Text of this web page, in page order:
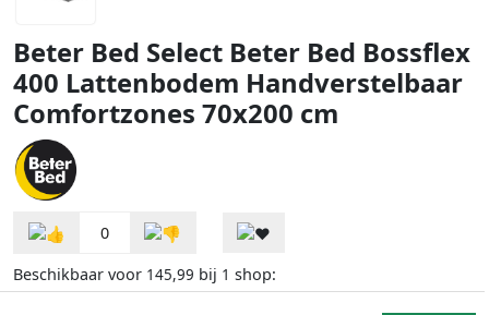
Beter Bed Select Beter Bed Bossflex
400 Lattenbodem Handverstelbaar
Comfortzones 70x200 cm
0
Beschikbaar voor 145,99 bij 1 shop: